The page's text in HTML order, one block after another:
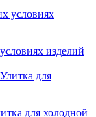
изделий
для холодной